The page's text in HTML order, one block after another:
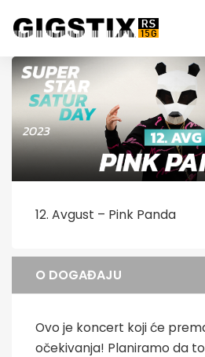
12. Avgust – Pink Panda
O DOGAĐAJU
Ovo je koncert koji će
očekivanja! Planiramo da